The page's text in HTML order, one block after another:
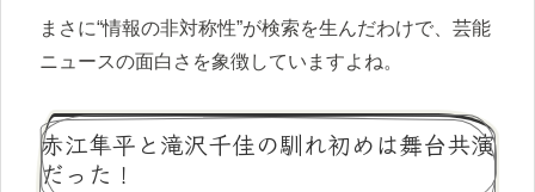
まさに“情報の非対称性”が検索を生んだわけで、芸能
ニュースの面白さを象徴していますよね。
赤江隼平と滝沢千佳の馴れ初めは舞台共演
だった！